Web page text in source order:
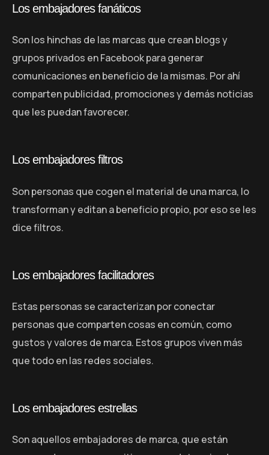
Los embajadores fanáticos
Son los hinchas de las marcas que crean blogs y
grupos privados en Facebook para generar
comunicaciones en beneficio de la mismas. Por ahí
comparten publicidad, promociones y demás noticias
que les puedan favorecer.
Los embajadores filtros
Son personas que cogen el material de una marca, lo
transforman y editan a beneficio propio, por eso se les
dice filtros.
Los embajadores facilitadores
Estas personas se caracterizan por conectar
personas que comparten cosas en común, como
gustos y valores de marca. Estos grupos viven más
que todo en las redes sociales.
Los embajadores estrellas
Son aquellos embajadores de marca, que están